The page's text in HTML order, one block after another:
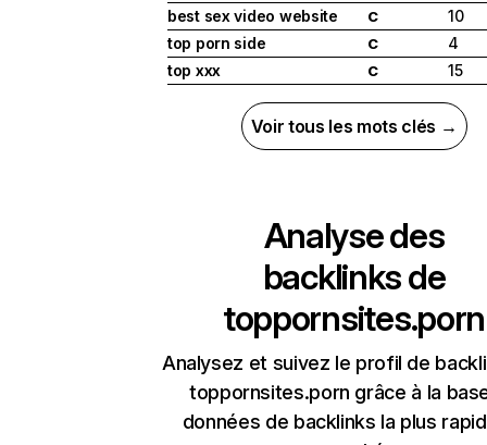
best sex video website
C
10
top porn side
C
4
top xxx
C 15
Voir tous les mots clés →
Analyse des
backlinks de
toppornsites.porn
Analysez et suivez le profil de
toppornsites.porn grâce à la
données de backlinks la plus